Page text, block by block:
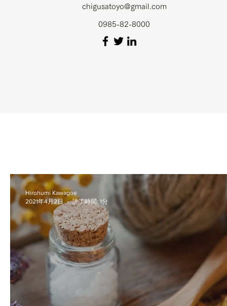
chigusatoyo@gmail.com
0985-82-8000
Hirohumi Kawagoe
2021年4月2日
読了時間: 1分